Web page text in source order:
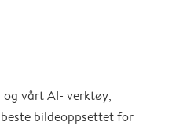
og vårt AI- verktøy,
bildeoppsettet for